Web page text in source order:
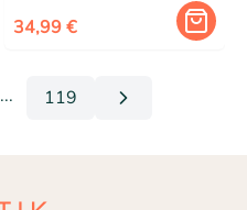
enfants à partir de 8 ans
34,99 €
...More pages
119